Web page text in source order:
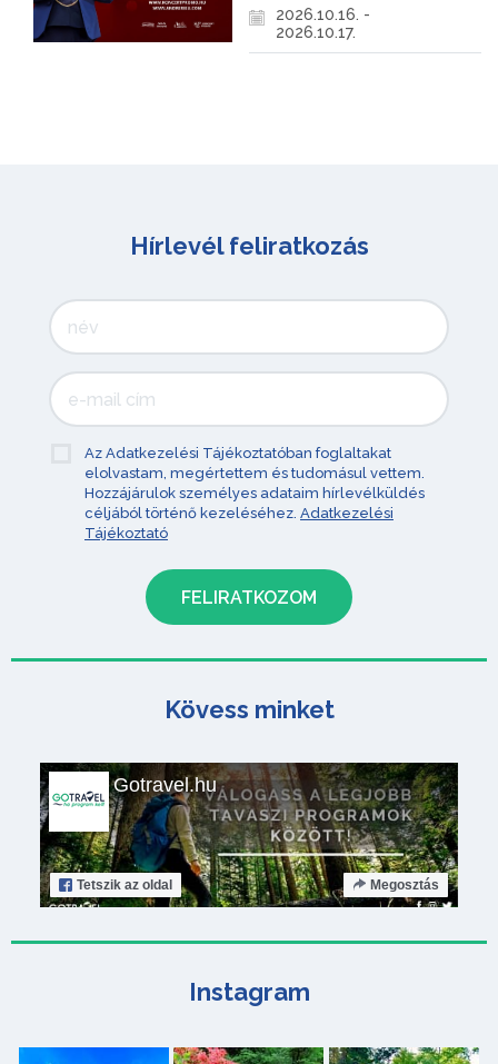
2026.10.16. -
2026.10.17.
Hírlevél feliratkozás
Az Adatkezelési Tájékoztatóban foglaltakat
elolvastam, megértettem és tudomásul vettem.
Hozzájárulok személyes adataim hírlevélküldés
céljából történő kezeléséhez. Adatkezelési
Tájékoztató
Kövess minket
Gotravel.hu
Tetszik az oldal Megosztás
Instagram